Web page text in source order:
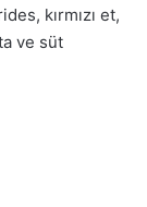
kırmızı et,
ve süt